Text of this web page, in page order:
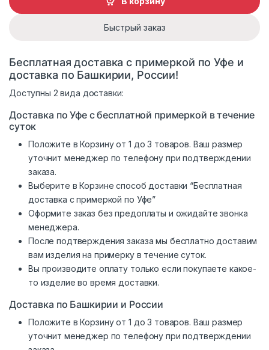
Быстрый заказ
Бесплатная доставка с примеркой по Уфе и
доставка по Башкирии, России!
Доступны 2 вида доставки:
Доставка по Уфе с бесплатной примеркой в течение
суток
Положите в Корзину от 1 до 3 товаров. Ваш размер
уточнит менеджер по телефону при подтверждении
заказа.
Выберите в Корзине способ доставки “Бесплатная
доставка с примеркой по Уфе”
Оформите заказ без предоплаты и ожидайте звонка
менеджера.
После подтверждения заказа мы бесплатно доставим
вам изделия на примерку в течение суток.
Вы производите оплату только если покупаете какое-
то изделие во время доставки.
Доставка по Башкирии и России
Положите в Корзину от 1 до 3 товаров. Ваш размер
уточнит менеджер по телефону при подтверждении